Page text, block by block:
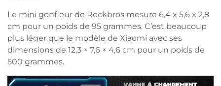
Le mini gonfleur de Rockbros mesure 6,4 x 5,6 x 2,8
cm pour un poids de 95 grammes. C’est beaucoup
plus léger que le modèle de Xiaomi avec ses
dimensions de 12,3 × 7,6 × 4,6 cm pour un poids de
500 grammes.